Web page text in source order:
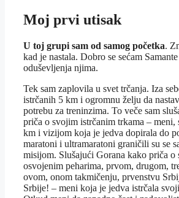
Moj prvi utisak
U toj grupi sam od samog početka.
kad je nastala. Dobro se sećam
oduševljenja njima.
Tek sam zaplovila u svet trčanja. Iza
istrčanih 5 km i ogromnu želju da
potrebu za treninzima. To veče sam
priča o svojim istrčanim trkama – meni,
km i vizijom koja je jedva dopirala do
maratoni i ultramaratoni graničili su se
misijom. Slušajući Gorana kako priča o
osvojenim peharima, prvom, drugom,
ovom, onom takmičenju, prvenstvu
Srbije! – meni koja je jedva istrčala